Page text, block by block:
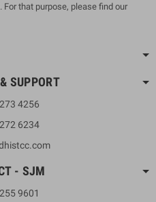
that purpose, please find our
SUPPORT
4256
6234
- SJM
9601